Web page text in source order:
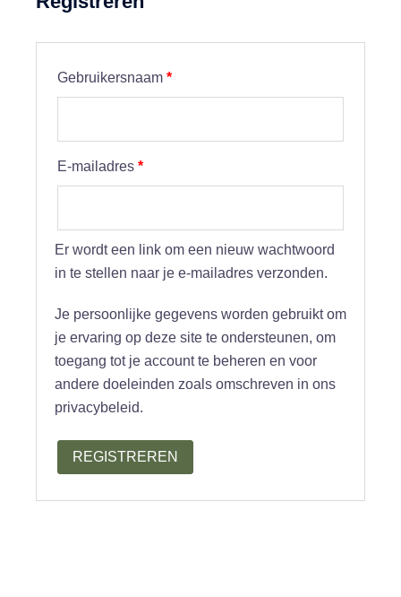
Gebruikersnaam *Vereist
E-mailadres *Vereist
Er wordt een link om een nieuw wachtwoord
in te stellen naar je e-mailadres verzonden.
Je persoonlijke gegevens worden gebruikt om
je ervaring op deze site te ondersteunen, om
toegang tot je account te beheren en voor
andere doeleinden zoals omschreven in ons
privacybeleid.
REGISTREREN